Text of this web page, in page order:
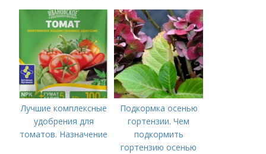
удобрений для
томатов: правила
внесения в почву
Лучшие комплексные
удобрения для
томатов. Назначение
Подкормка осенью
гортензии. Чем
подкормить
гортензию осенью